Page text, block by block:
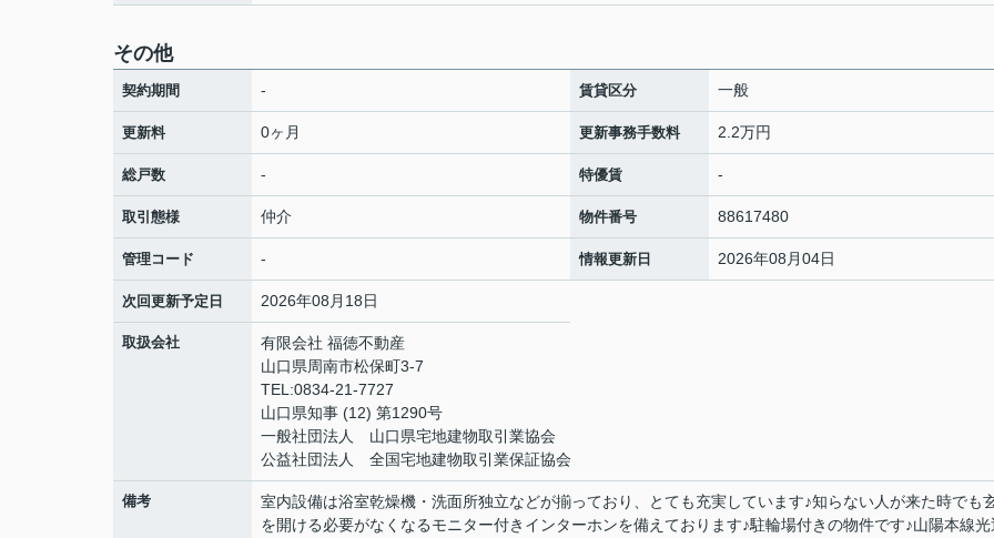
その他
契約期間 - 賃貸区分 一般
更新料 0ヶ月 更新事務手数料 2.2万円
総戸数 - 特優賃 -
取引態様 仲介 物件番号 88617480
管理コード - 情報更新日 2026年08月04日
次回更新予定日 2026年08月18日
取扱会社
有限会社 福徳不動産
山口県周南市松保町3-7
TEL:0834-21-7727
山口県知事 (12) 第1290号
一般社団法人 山口県宅地建物取引業協会
公益社団法人 全国宅地建物取引業保証協会
備考
室内設備は浴室乾燥機・洗面所独立などが揃っており、とても充実しています♪知らない人が来た時でも
を開ける必要がなくなるモニター付きインターホンを備えております♪駐輪場付きの物件です♪山陽本線光